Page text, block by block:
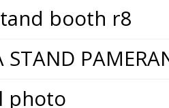
booth r8
STAND
photo